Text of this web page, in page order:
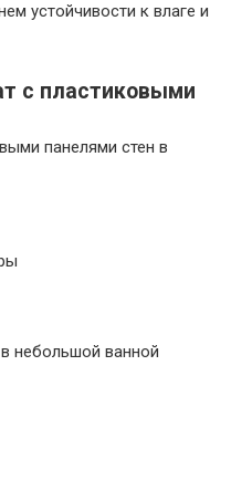
устойчивости к влаге и
с пластиковыми
панелями стен в
небольшой ванной